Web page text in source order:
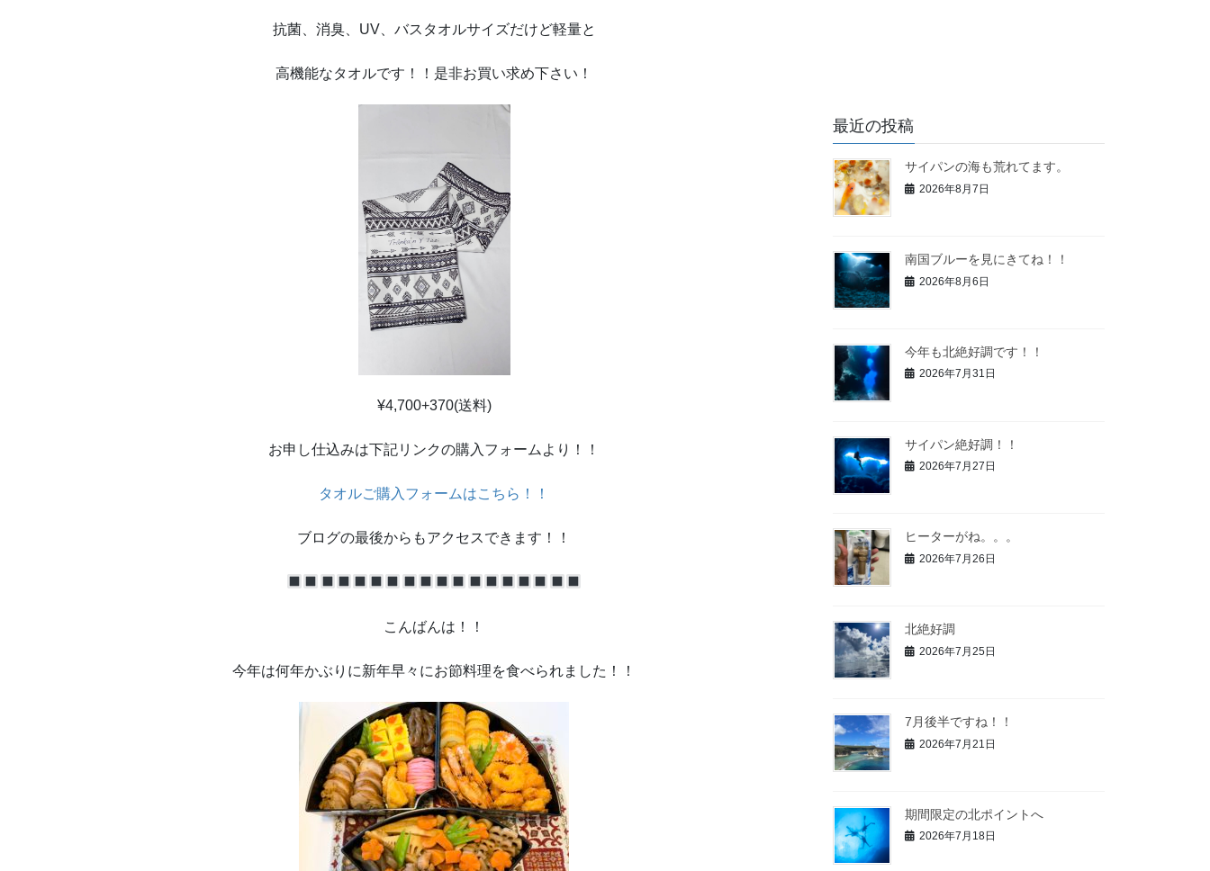
抗菌、消臭、UV、バスタオルサイズだけど軽量と
高機能なタオルです！！是非お買い求め下さい！
¥4,700+370(送料)
お申し仕込みは下記リンクの購入フォームより！！
タオルご購入フォームはこちら！！
ブログの最後からもアクセスできます！！
こんばんは！！
今年は何年かぶりに新年早々にお節料理を食べられました！！
最近の投稿
サイパンの海も荒れてます。
2026年8月7日
南国ブルーを見にきてね！！
2026年8月6日
今年も北絶好調です！！
2026年7月31日
サイパン絶好調！！
2026年7月27日
ヒーターがね。。。
2026年7月26日
北絶好調
2026年7月25日
7月後半ですね！！
2026年7月21日
期間限定の北ポイントへ
2026年7月18日